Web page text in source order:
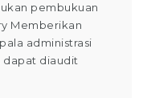
pembukuan
Memberikan
administrasi
dapat diaudit